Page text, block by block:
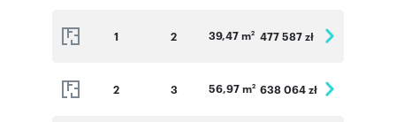
1 2 39,47 m2 477 587 zł
2 3 56,97 m2 638 064 zł